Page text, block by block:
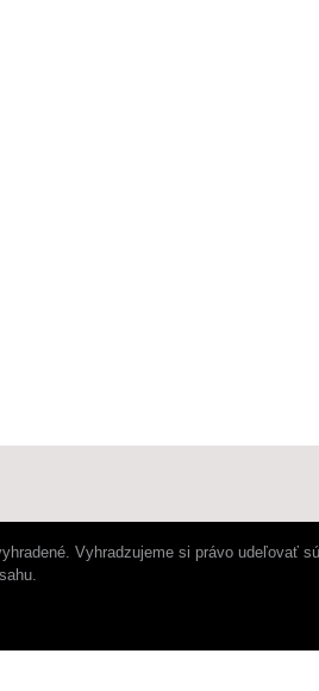
Vyhradzujeme si právo udeľovať